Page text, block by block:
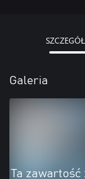
Galeria
Ta zawartość